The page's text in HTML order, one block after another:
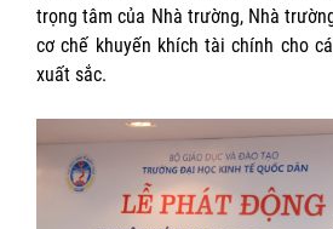
trọng tâm của Nhà trường, Nhà
cơ chế khuyến khích tài chính cho
xuất sắc.